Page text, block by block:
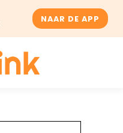
NAAR DE APP